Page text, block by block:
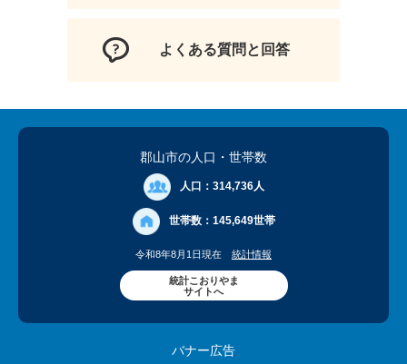
よくある質問と回答
郡山市の人口 ・世帯数
人口： 314,736人
世帯数： 145,649世帯
令和8年8月1日現在 統計情報
統計こおりやま
サイトへ
バナー広告